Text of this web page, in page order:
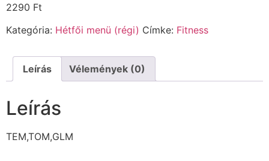
2290 Ft
Kategória: Hétfői menü (régi) Címke: Fitness
Leírás Vélemények (0)
Leírás
TEM,TOM,GLM